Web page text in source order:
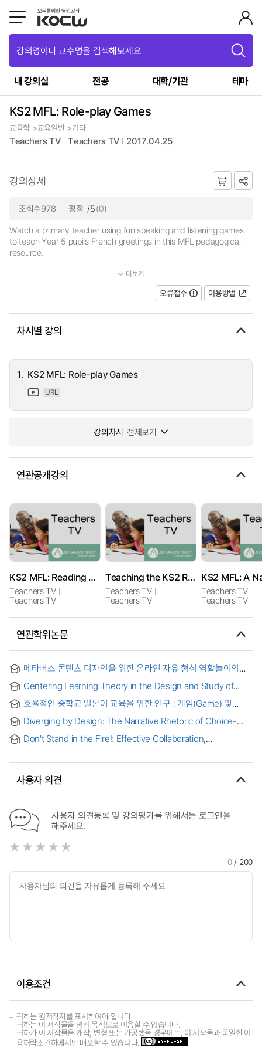
강의명이나 교수명을 검색해보세요
내 강의실 전공 대학/기관 테마
KS2 MFL: Role-play Games
교육학 >교육일반 >기타
Teachers TV Teachers TV 2017.04.25
강의상세
조회수978 평점 /5(0)
Watch a primary teacher using fun speaking and listening games
to teach Year 5 pupils French greetings in this MFL pedagogical
resource.
더보기
오류접수 이용방법
차시별 강의
1. KS2 MFL: Role-play Games
URL
강의차시 전체보기
연관공개강의
KS2 MFL: Reading and Writing Games
Teachers TV
Teachers TV
Teaching the KS2 Role Play Lesson
Teachers TV
Teachers TV
Teachers TV
Teachers TV
연관학위논문
메타버스 콘텐츠 디자인을 위한 온라인 자유 형식 역할놀이의
Centering Learning Theory in the Design and Study of
Social Studies-Themed Simulation Games: A Three-Part
Study
효율적인 중학교 일본어 교육을 위한 연구 : 게임(Game) 및
effective method of teaching Japanese in middle school :
focusing on learning activity through games and role-
plays
Diverging by Design: The Narrative Rhetoric of Choice-
Don't Stand in the Fire!: Effective Collaboration,
Environments - A Discourse Analytic Approach to Mmorpg
사용자 의견
사용자 의견등록 및 강의평가를 위해서는 로그인을
해주세요.
0/ 200
이용조건
귀하는 원저작자를 표시하여야 합니다.
귀하는 이 저작물을 영리 목적으로 이용할 수 없습니다.
귀하가 이 저작물을 개작, 변형 또는 가공했을 경우에는, 이 저작물과 동일한 이
용허락조건하에서만 배포할 수 있습니다.